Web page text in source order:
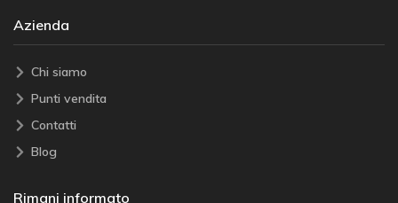
Azienda
Chi siamo
Punti vendita
Contatti
Blog
Rimani informato